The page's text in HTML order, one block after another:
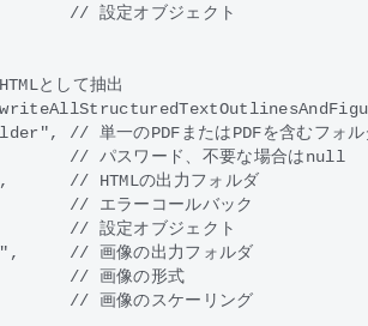
// 設定オブジェクト
として抽出
// 単一のPDFまたはPDFを含むフォル
// パスワード、不要な場合はnull
// HTMLの出力フォルダ
// エラーコールバック
// 設定オブジェクト
// 画像の出力フォルダ
// 画像の形式
// 画像のスケーリング